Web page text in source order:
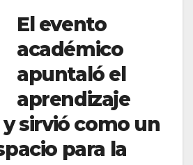
El evento
académico
apuntaló el
aprendizaje
sirvió como un
para la